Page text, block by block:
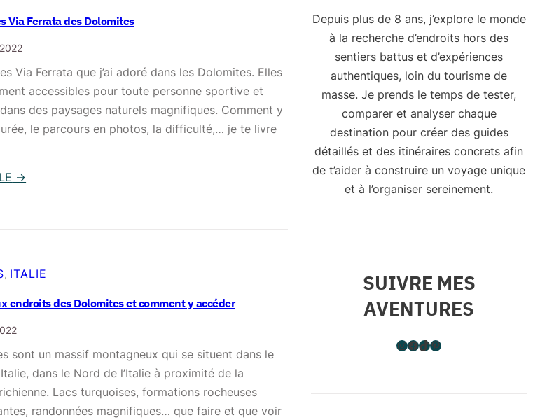
Via Ferrata des Dolomites
Via Ferrata que j’ai adoré dans les Dolomites. Elles
accessibles pour toute personne sportive et
des paysages naturels magnifiques. Comment y
le parcours en photos, la difficulté,… je te livre
→
p
u
, ITALIE
endroits des Dolomites et comment y accéder
sont un massif montagneux qui se situent dans le
dans le Nord de l’Italie à proximité de la
Lacs turquoises, formations rocheuses
randonnées magnifiques… que faire et que voir
Depuis plus de 8 ans, j’explore le monde
à la recherche d’endroits hors des
sentiers battus et d’expériences
authentiques, loin du tourisme de
masse. Je prends le temps de tester,
comparer et analyser chaque
destination pour créer des guides
détaillés et des itinéraires concrets afin
de t’aider à construire un voyage unique
et à l’organiser sereinement.
SUIVRE MES
AVENTURES
InstagramFacebook TikTok Pinterest